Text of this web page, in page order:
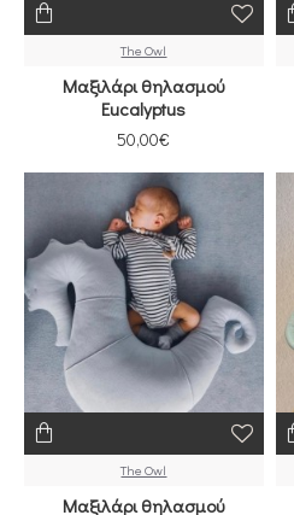
The Owl
Μαξιλάρι θηλασμού
Eucalyptus
50,00€
The Owl
Μαξιλάρι θηλασμού